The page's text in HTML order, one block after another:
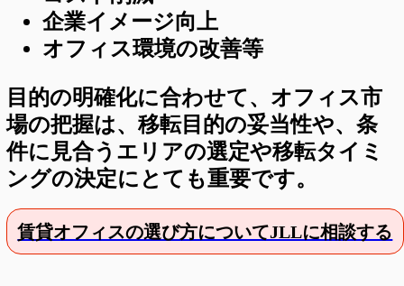
企業イメージ向上
オフィス環境の改善等
目的の明確化に合わせて、オフィス市
場の把握は、移転目的の妥当性や、条
件に見合うエリアの選定や移転タイミ
ングの決定にとても重要です。
賃貸オフィスの選び方についてJLLに相談する